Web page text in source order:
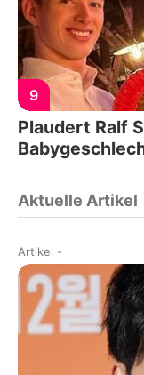
9
Plaudert Ralf
Aktuelle Artikel
Artikel -